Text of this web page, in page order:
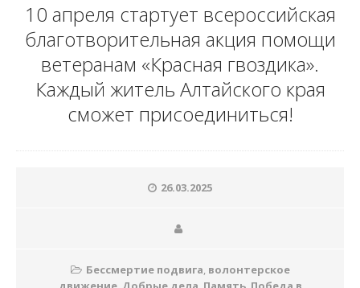
10 апреля стартует всероссийская
благотворительная акция помощи
ветеранам «Красная гвоздика».
Каждый житель Алтайского края
сможет присоединиться!
26.03.2025
Бессмертие подвига, волонтерское